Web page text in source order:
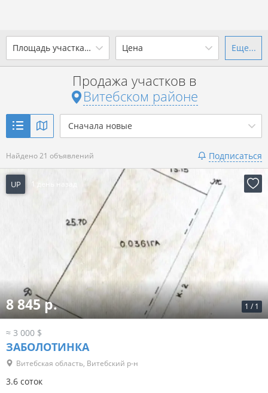
Площадь участка, сотки
до
Показать 21 объявление
Цена
от до
р. за всё
Показать 21 объявление
Еще...
Продажа участков в
Витебском районе
Сначала новые
Найдено 21 объявлений Подписаться
UP 1 день назад
1 / 1
8 845 р.
≈ 3 000 $
ЗАБОЛОТИНКА
Витебская область, Витебский р-н
3.6 соток
Ваш город -district Витебский
Да Выбрать город